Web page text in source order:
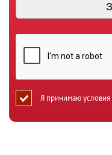
Я принимаю условия